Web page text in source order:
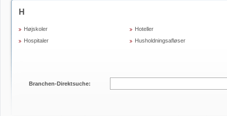
H
Højskoler
Hospitaler
Hoteller
Husholdningsafløser
Branchen-Direktsuche: